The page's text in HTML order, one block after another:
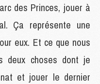
des Princes, jouer à
Ça représente une
eux. Et ce que nous
deux choses dont je
et jouer le dernier